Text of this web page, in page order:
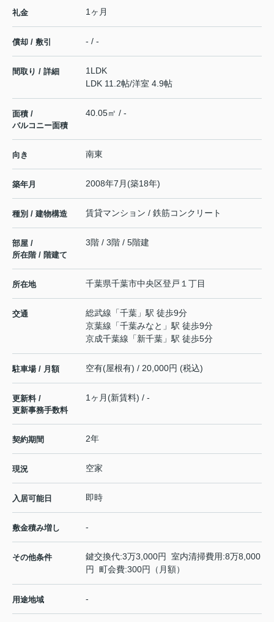
礼金 1ヶ月
償却 / 敷引 - / -
間取り / 詳細
1LDK
LDK 11.2帖/洋室 4.9帖
面積 /
バルコニー面積
40.05㎡ / -
向き 南東
築年月 2008年7月(築18年)
種別 / 建物構造 賃貸マンション / 鉄筋コンクリート
部屋 /
所在階 / 階建て
3階 / 3階 / 5階建
所在地 千葉県千葉市中央区登戸 １丁目
交通 総武線 「千葉 」駅 徒歩9分
京葉線 「千葉みなと 」駅 徒歩9分
京成千葉線 「新千葉 」駅 徒歩5分
駐車場 / 月額 空有(屋根有) / 20,000円 (税込)
更新料 /
更新事務手数料
1ヶ月(新賃料) / -
契約期間 2年
現況 空家
入居可能日 即時
敷金積み増し -
その他条件
鍵交換代:3万3,000円 室内清掃費用:8万8,000
円 町会費:300円（月額）
用途地域 -